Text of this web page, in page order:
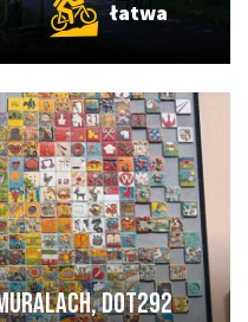
łatwa
DOT292